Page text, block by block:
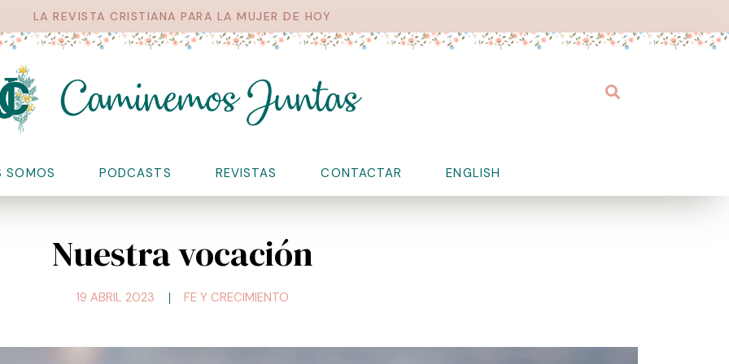
LA REVISTA CRISTIANA PARA LA MUJER DE HOY
Buscar
SOMOS PODCASTS REVISTAS CONTACTAR ENGLISH
Nuestra vocación
19 ABRIL 2023 FE Y CRECIMIENTO